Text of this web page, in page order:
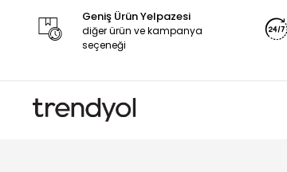
Geniş Ürün Yelpazesi
diğer ürün ve kampanya
seçeneği